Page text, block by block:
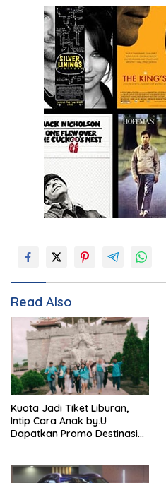
Read Also
Kuota Jadi Tiket Liburan,
Intip Cara Anak by.U
Dapatkan Promo Destinasi